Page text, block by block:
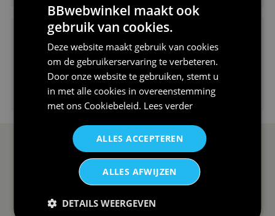
€24,95
SERVICE EN INFO
Veel gestelde vragen
OVERZICHT
Sitemapping
BBwebwinkel maakt ook
gebruik van cookies.
Deze website maakt gebruik van cookies
om de gebruikerservaring te verbeteren.
Door onze website te gebruiken, stemt u
in met alle cookies in overeenstemming
met ons Cookiebeleid. Lees verder
ALLES ACCEPTEREN
ALLES AFWIJZEN
DETAILS WEERGEVEN